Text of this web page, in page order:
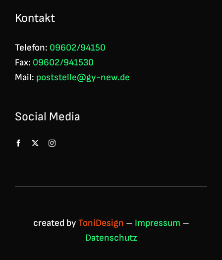
Kontakt
Telefon: 09602/94150
Fax: 09602/941530
Mail: poststelle@gy-new.de
Social Media
created by ToniDesign – Impressum –
Datenschutz